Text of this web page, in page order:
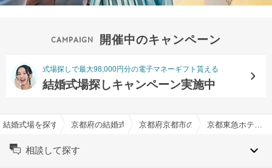
開催中のキャンペーン
式場探しで最大98,000円分の電子マネーギフト貰える
結婚式場探しキャンペーン実施中
結婚式場を探すならハナユメ京都府の結婚式場一覧京都府京都市の結婚式場一覧 京都東急ホテルで結婚式
相談して探す